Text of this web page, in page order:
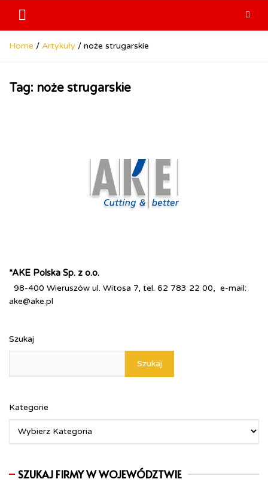
Home Artykuły noże strugarskie
Tag: noże strugarskie
*AKE Polska Sp. z o.o.
98-400 Wieruszów ul. Witosa 7, tel. 62 783 22 00, e-mail:
ake@ake.pl
Szukaj
Szukaj
Kategorie
SZUKAJ FIRMY W WOJEWÓDZTWIE